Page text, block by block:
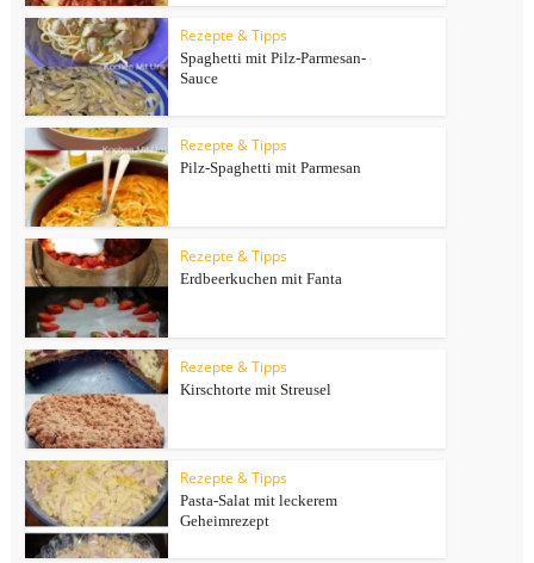
Rezepte & Tipps
Spaghetti mit Pilz-Parmesan-
Sauce
Rezepte & Tipps
Pilz-Spaghetti mit Parmesan
Rezepte & Tipps
Erdbeerkuchen mit Fanta
Rezepte & Tipps
Kirschtorte mit Streusel
Rezepte & Tipps
Pasta-Salat mit leckerem
Geheimrezept